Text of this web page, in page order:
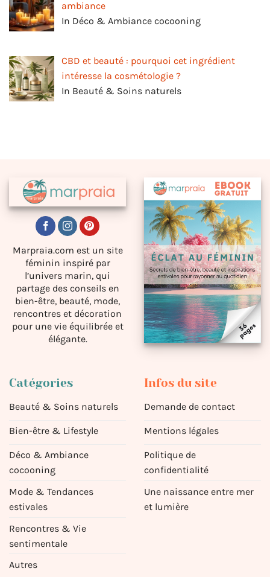
ambiance
In Déco & Ambiance cocooning
CBD et beauté : pourquoi cet ingrédient
intéresse la cosmétologie ?
In Beauté & Soins naturels
Marpraia.com est un site
féminin inspiré par
l’univers marin, qui
partage des conseils en
bien-être, beauté, mode,
rencontres et décoration
pour une vie équilibrée et
élégante.
Catégories
Beauté & Soins naturels
Bien-être & Lifestyle
Déco & Ambiance
cocooning
Mode & Tendances
estivales
Rencontres & Vie
sentimentale
Autres
Infos du site
Demande de contact
Mentions légales
Politique de
confidentialité
Une naissance entre mer
et lumière